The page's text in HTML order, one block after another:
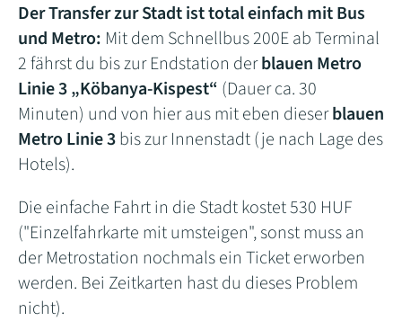
Der Transfer zur Stadt ist total einfach mit Bus
und Metro: Mit dem Schnellbus 200E ab Terminal
2 fährst du bis zur Endstation derblauen Metro
Linie 3„Köbanya-Kispest“ (Dauer ca. 30
Minuten) und von hier aus mit eben dieserblauen
Metro Linie 3bis zur Innenstadt (je nach Lage des
Hotels).
Die einfache Fahrt in die Stadt kostet 530 HUF
("Einzelfahrkarte mit umsteigen", sonst muss an
der Metrostation nochmals ein Ticket erworben
werden. Bei Zeitkarten hast du dieses Problem
nicht).